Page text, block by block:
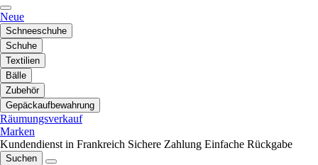
Neue
Schneeschuhe
Schuhe
Textilien
Bälle
Zubehör
Gepäckaufbewahrung
Räumungsverkauf
Marken
Kundendienst in Frankreich Sichere Zahlung Einfache Rückgabe
Suchen